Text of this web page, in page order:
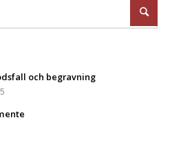
och begravning